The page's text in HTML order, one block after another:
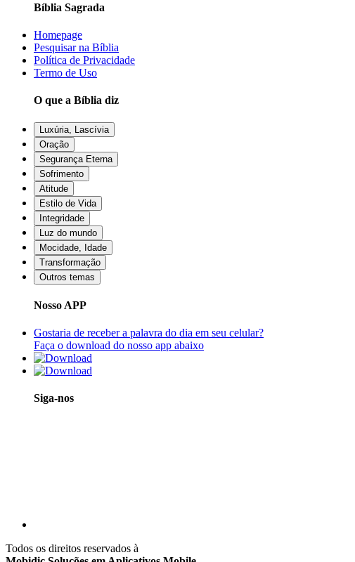
Bíblia Sagrada
Homepage
Pesquisar na Bíblia
Política de Privacidade
Termo de Uso
O que a Bíblia diz
Luxúria, Lascívia
Oração
Segurança Eterna
Sofrimento
Atitude
Estilo de Vida
Integridade
Luz do mundo
Mocidade, Idade
Transformação
Outros temas
Nosso APP
Gostaria de receber a palavra do dia em seu celular?
Faça o download do nosso app abaixo
Siga-nos
Todos os direitos reservados à